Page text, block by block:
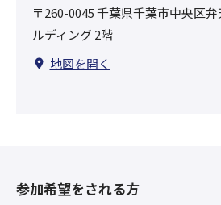
〒260-0045 千葉県千葉市中央区
ルディング 2階
地図を開く
参加希望をされる方